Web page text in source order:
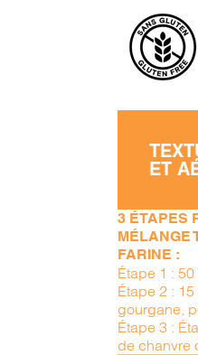
ET
3 ÉTAPES
MÉLANGE
FARINE :
Étape 1 :
Étape 2 :
gourgane,
Étape 3 :
de chanvre